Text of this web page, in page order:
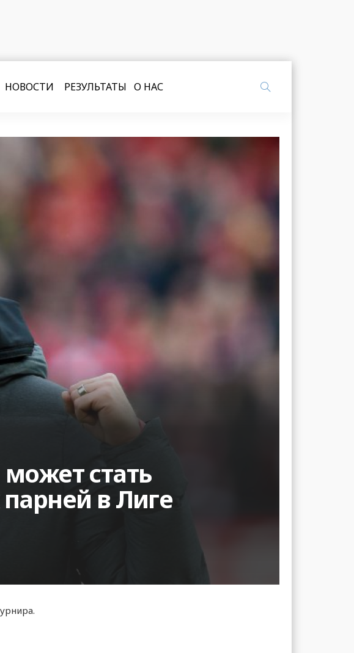
НОВОСТИ РЕЗУЛЬТАТЫ О НАС
стать
в Лиге